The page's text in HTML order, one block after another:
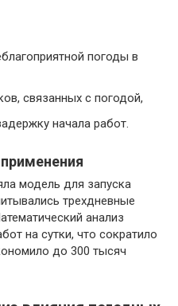
погоды в
связанных с погодой,
начала работ.
модель для запуска
трехдневные
анализ
на сутки, что сократило
до 300 тысяч